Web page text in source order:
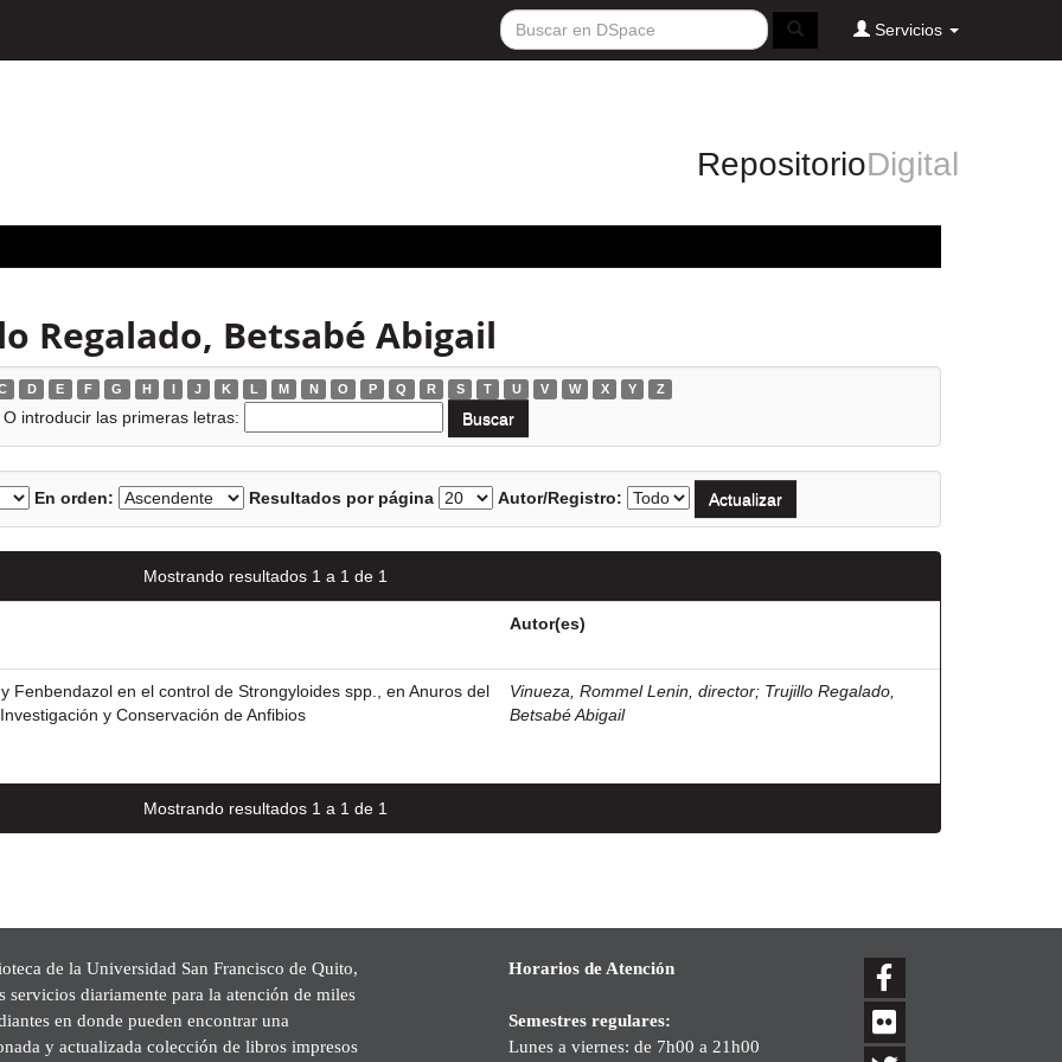
Servicios
RepositorioDigital
Regalado, Betsabé Abigail
D E F G H I J K L M N O P Q R S T U V W X Y Z
O introducir las primeras letras:
En orden: Resultados por página Autor/Registro:
Mostrando resultados 1 a 1 de 1
Autor(es)
Fenbendazol en el control de Strongyloides spp., en Anuros del
y Conservación de Anfibios
Vinueza, Rommel Lenin, director; Trujillo Regalado,
Betsabé Abigail
Mostrando resultados 1 a 1 de 1
de la Universidad San Francisco de Quito,
servicios diariamente para la atención de miles
en donde pueden encontrar una
y actualizada colección de libros impresos
Horarios de Atención
Semestres regulares:
Lunes a viernes: de 7h00 a 21h00